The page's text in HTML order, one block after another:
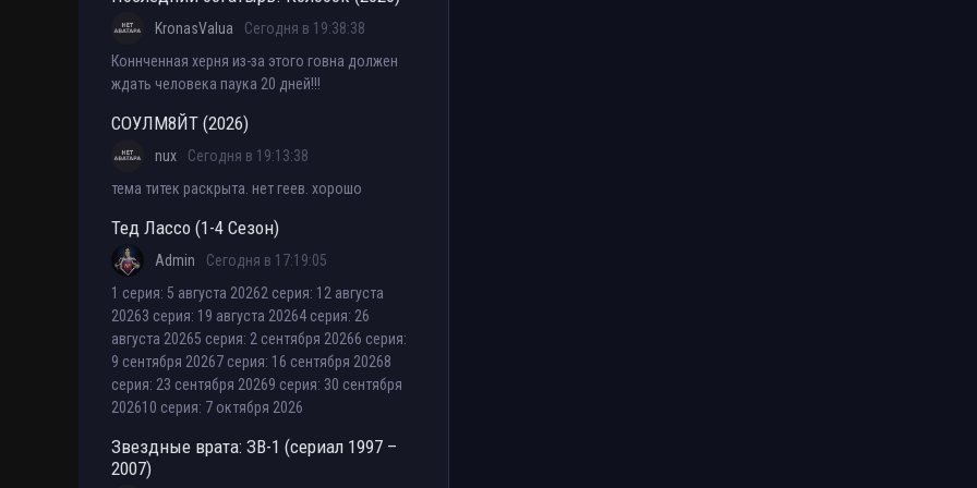
KronasValua
Сегодня в 19:38:38
Коннченная херня из-за этого говна должен
ждать человека паука 20 дней!!!
СОУЛМ8ЙТ (2026)
nux
Сегодня в 19:13:38
тема титек раскрыта. нет геев. хорошо
Тед Лассо (1-4 Сезон)
Admin
Сегодня в 17:19:05
1 серия: 5 августа 20262 серия: 12 августа
20263 серия: 19 августа 20264 серия: 26
августа 20265 серия: 2 сентября 20266 серия:
9 сентября 20267 серия: 16 сентября 20268
серия: 23 сентября 20269 серия: 30 сентября
202610 серия: 7 октября 2026
Звездные врата: ЗВ-1 (сериал 1997 –
2007)